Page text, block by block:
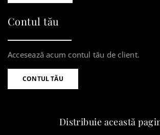
Contul tău
Accesează acum contul tău de client.
CONTUL TĂU
Distribuie această